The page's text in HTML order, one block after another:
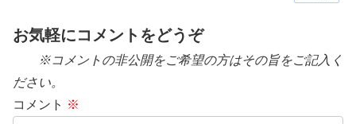
お気軽にコメントをどうぞ
※コメントの非公開をご希望の方はその旨をご記入く
ださい。
コメント ※